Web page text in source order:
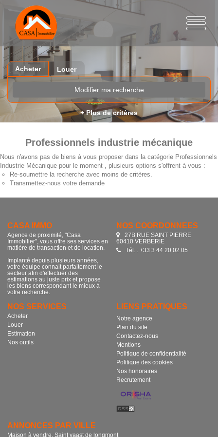
Acheter Louer
Modifier ma recherche
+ Plus de critères
Professionnels industrie mécanique
Nous n'avons pas de biens à vous proposer dans la catégorie Professionnels
Industrie Mécanique pour le moment , plusieurs options s'offrent à vous :
Re-soumettre la recherche avec moins de critères.
Transmettez-nous votre demande
CASA IMMO
Agence de proximité, "Casa
Immobilier", vous offre ses services en
matière de transaction et de location.
Implanté depuis plusieurs années,
votre équipe connait parfaitement le
secteur afin d'effectuer des
estimations au juste prix et propose
les biens correspondant le mieux à
votre recherche.
NOS COORDONNÉES
27B RUE SAINT PIERRE
60410 VERBERIE
Tél. : +33 3 44 20 02 05
NOS SERVICES
Acheter
Louer
Estimation
Nos outils
LIENS PRATIQUES
Notre agence
Plan du site
Contactez-nous
Mentions
Politique de confidentialité
Politique des cookies
Nos honoraires
Recrutement
ANNONCES PAR VILLE
Maison à vendre, Saint vaast de longmont